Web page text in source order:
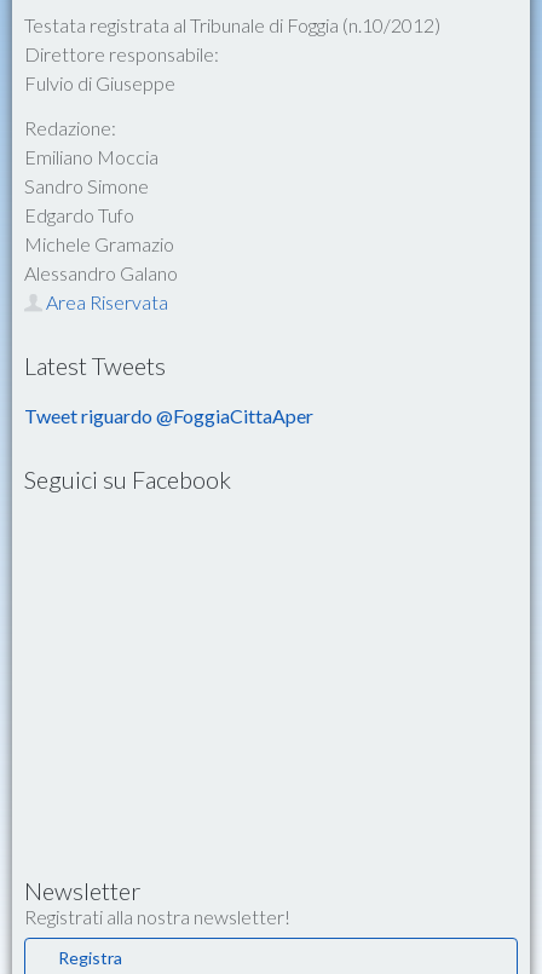
Testata registrata al Tribunale di Foggia (n.10/2012)
Direttore responsabile:
Fulvio di Giuseppe
Redazione:
Emiliano Moccia
Sandro Simone
Edgardo Tufo
Michele Gramazio
Alessandro Galano
Area Riservata
Latest Tweets
Tweet riguardo @FoggiaCittaAper
Seguici su Facebook
Newsletter
Registrati alla nostra newsletter!
Registra